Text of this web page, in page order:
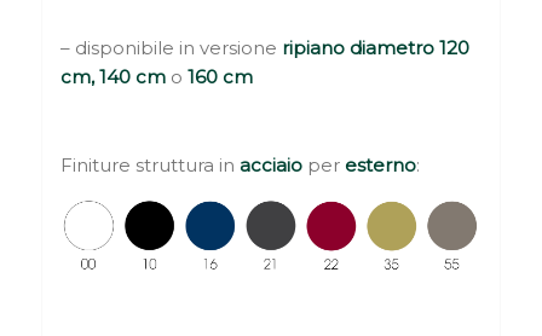
– disponibile in versione ripiano diametro 120
cm, 140 cm o 160 cm
Finiture struttura in acciaio peresterno: